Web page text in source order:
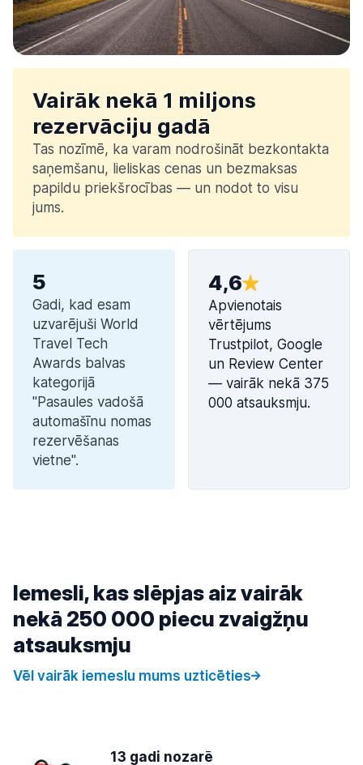
Vairāk nekā 1 miljons
rezervāciju gadā
Tas nozīmē, ka varam nodrošināt bezkontakta
saņemšanu, lieliskas cenas un bezmaksas
papildu priekšrocības — un nodot to visu
jums.
5
Gadi, kad esam
uzvarējuši World
Travel Tech
Awards balvas
kategorijā
"Pasaules vadošā
automašīnu nomas
rezervēšanas
vietne".
4,6
Apvienotais
vērtējums
Trustpilot, Google
un Review Center
— vairāk nekā 375
000 atsauksmju.
Iemesli, kas slēpjas aiz vairāk
nekā 250 000 piecu zvaigžņu
atsauksmju
Vēl vairāk iemeslu mums uzticēties
13 gadi nozarē